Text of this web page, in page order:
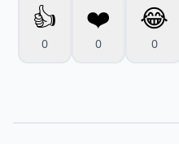
👍
0
❤️
0
😂
0